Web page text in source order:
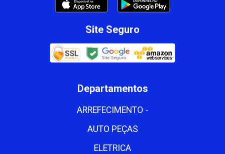
Site Seguro
Departamentos
ARREFECIMENTO -
AUTO PEÇAS
ELETRICA